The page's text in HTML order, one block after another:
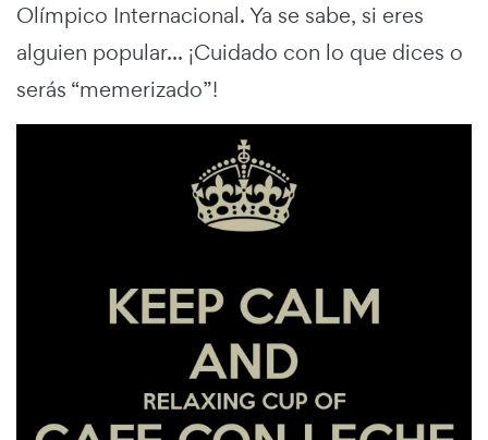
Olímpico Internacional. Ya se sabe, si eres
alguien popular... ¡Cuidado con lo que dices o
serás “memerizado”!